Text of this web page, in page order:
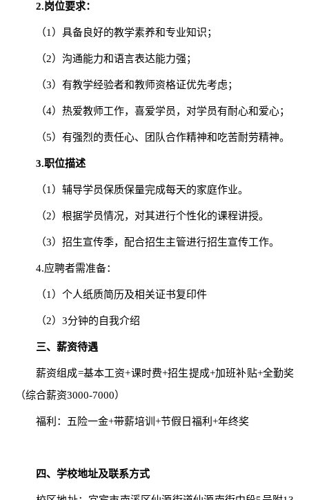
2.岗位要求：
（1）具备良好的教学素养和专业知识；
（2）沟通能力和语言表达能力强；
（3）有教学经验者和教师资格证优先考虑；
（4）热爱教师工作，喜爱学员，对学员有耐心和爱心；
（5）有强烈的责任心、团队合作精神和吃苦耐劳精神。
3.职位描述
（1）辅导学员保质保量完成每天的家庭作业。
（2）根据学员情况，对其进行个性化的课程讲授。
（3）招生宣传季，配合招生主管进行招生宣传工作。
4.应聘者需准备：
（1）个人纸质简历及相关证书复印件
（2） 3分钟的自我介绍
三、薪资待遇
薪资组成=基本工资+课时费+招生提成+加班补贴+全勤奖
（综合薪资3000-7000）
福利：五险一金+带薪培训 +节假日福利 +年终奖
四、学校地址及联系方式